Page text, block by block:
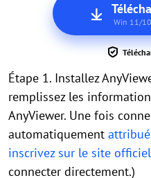
Win 11/
Étape 1. Installez
remplissez les
AnyViewer. Une fois
automatiquement attribué
inscrivez sur le site officiel
connecter directement.)